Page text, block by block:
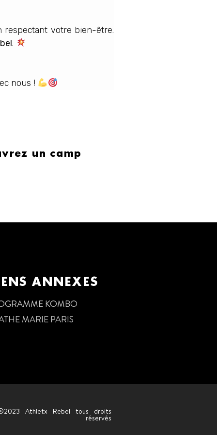
respectant votre bien-être.
.
nous !
un camp
ANNEXES
KOMBO
MARIE PARIS
Athletx Rebel tous droits
réservés